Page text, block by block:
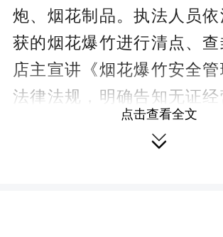
炮、烟花制品。执法人员
获的烟花爆竹进行清点、查
店主宣讲《烟花爆竹安全
法律法规，明确告知无证
存烟花爆竹的危害及相应法
点击查看全文
